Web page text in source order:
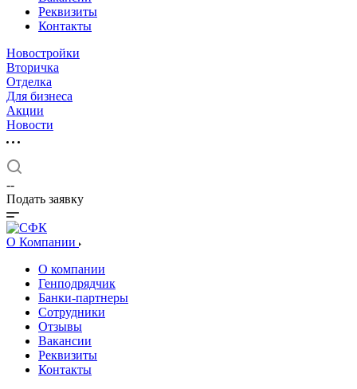
Реквизиты
Контакты
Новостройки
Вторичка
Отделка
Для бизнеса
Акции
Новости
--
Подать заявку
О Компании
О компании
Генподрядчик
Банки-партнеры
Сотрудники
Отзывы
Вакансии
Реквизиты
Контакты